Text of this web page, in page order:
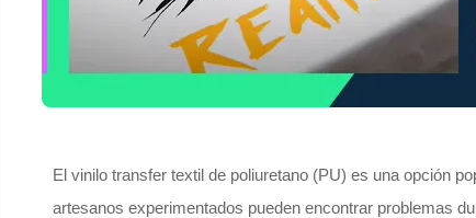
El vinilo transfer textil de poliuretano (PU) es una opción
artesanos experimentados pueden encontrar problemas